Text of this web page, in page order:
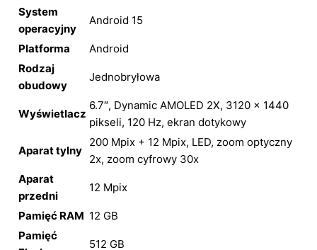
System
operacyjny
Android 15
Platforma
Android
Rodzaj
obudowy
Jednobryłowa
Wyświetlacz
6.7″, Dynamic AMOLED 2X, 3120 x 1440
pikseli, 120 Hz, ekran dotykowy
Aparat tylny
200 Mpix + 12 Mpix, LED, zoom optyczny
2x, zoom cyfrowy 30x
Aparat
przedni
12 Mpix
Pamięć RAM 12 GB
Pamięć
512 GB